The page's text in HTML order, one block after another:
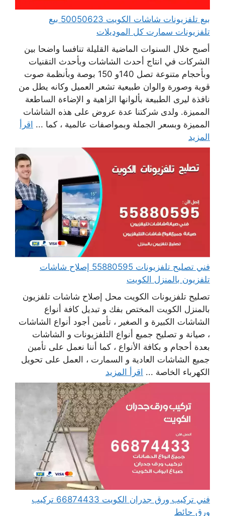
بيع تلفزيونات شاشات الكويت 50050623 بيع
تلفزيونات سمارت كل الموديلات
أصبح خلال السنوات الماضية القليلة تنافسا واضحا بين
الشركات في انتاج أحدث الشاشات وبأحدث التقنيات
وبأحجام متنوعة تصل 140و 150 بوصة وبأنظمة صوت
قوية وصورة والوان طبيعية تشعر العميل وكانه يطل من
نافذة ليرى الطبيعة بألوانها الزاهية و الإضاءة الساطعة
المميزة. ولدى شركتنا عدة عروض على هذه الشاشات
المميزة وبسعر الجملة وبمواصفات عالمية ، كما ... اقرأ
المزيد
فني تصليح تلفزيونات 55880595 إصلاح شاشات
تلفزيون بالمنزل الكويت
تصليح تلفزيونات الكويت محل إصلاح شاشات تلفزيون
بالمنزل الكويت المختص بفك و تبديل كافة أنواع
الشاشات الكبيرة و الصغير ، تأمين أجود أنواع الشاشات
، صيانة و تصليح جميع أنواع التلفزيونات و الشاشات
بعدة أحجام و بكافة الأنواع ، كما أننا نعمل على تأمين
جميع الشاشات العادية و السمارت ، العمل على تحويل
الكهرباء الخاصة ... اقرأ المزيد
فني تركيب ورق جدران الكويت 66874433 تركيب
ورق حائط